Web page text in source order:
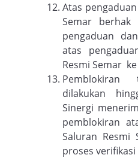
Atas
Semar berhak
pengaduan
atas
Resmi Semar
dilakukan
Sinergi
pemblokiran
Saluran Resmi
proses verifikasi